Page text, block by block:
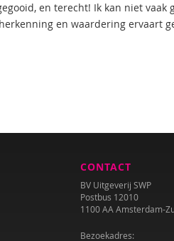
en terecht! Ik kan niet vaak
en waardering ervaart
CONTACT
BV Uitgeverij SWP
Postbus 12010
1100 AA Amsterdam-
Bezoekadres: